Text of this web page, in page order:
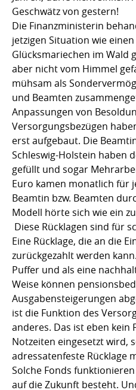
Geschwätz von gestern!
Die Finanzministerin
jetzigen Situation wie
Glücksmariechen im Wald
aber nicht vom Himmel
mühsam als
und Beamten
Anpassungen von
Versorgungsbezügen
erst aufgebaut. Die
Schleswig-Holstein haben
gefüllt und sogar
Euro kamen monatlich für
Beamtin bzw. Beamten
Modell hörte sich wie ein
Diese Rücklagen sind für
Eine Rücklage, die an die
zurückgezahlt werden
Puffer und als eine
Weise können
Ausgabensteigerungen
ist die Funktion des
anderes. Das ist eben kein
Notzeiten eingesetzt wird,
adressatenfeste Rücklage
Solche Fonds
auf die Zukunft besteht.